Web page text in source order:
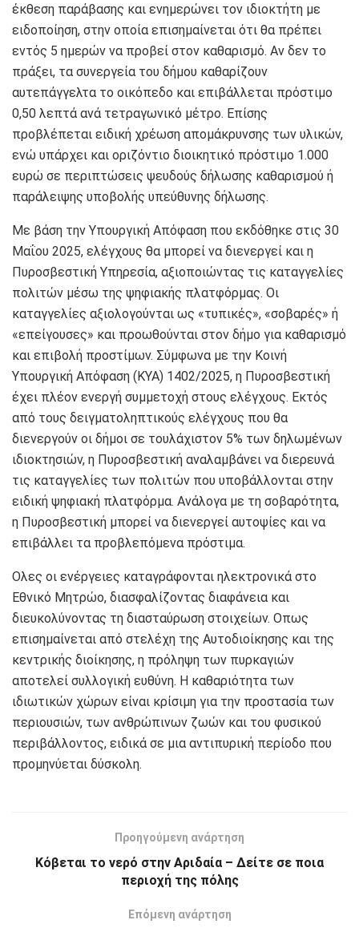
έκθεση παράβασης και ενημερώνει τον ιδιοκτήτη με
ειδοποίηση, στην οποία επισημαίνεται ότι θα πρέπει
εντός 5 ημερών να προβεί στον καθαρισμό. Αν δεν το
πράξει, τα συνεργεία του δήμου καθαρίζουν
αυτεπάγγελτα το οικόπεδο και επιβάλλεται πρόστιμο
0,50 λεπτά ανά τετραγωνικό μέτρο. Επίσης
προβλέπεται ειδική χρέωση απομάκρυνσης των υλικών,
ενώ υπάρχει και οριζόντιο διοικητικό πρόστιμο 1.000
ευρώ σε περιπτώσεις ψευδούς δήλωσης καθαρισμού ή
παράλειψης υποβολής υπεύθυνης δήλωσης.
Με βάση την Υπουργική Απόφαση που εκδόθηκε στις 30
Μαΐου 2025, ελέγχους θα μπορεί να διενεργεί και η
Πυροσβεστική Υπηρεσία, αξιοποιώντας τις καταγγελίες
πολιτών μέσω της ψηφιακής πλατφόρμας. Οι
καταγγελίες αξιολογούνται ως «τυπικές», «σοβαρές» ή
«επείγουσες» και προωθούνται στον δήμο για καθαρισμό
και επιβολή προστίμων. Σύμφωνα με την Κοινή
Υπουργική Απόφαση (ΚΥΑ) 1402/2025, η Πυροσβεστική
έχει πλέον ενεργή συμμετοχή στους ελέγχους. Εκτός
από τους δειγματοληπτικούς ελέγχους που θα
διενεργούν οι δήμοι σε τουλάχιστον 5% των δηλωμένων
ιδιοκτησιών, η Πυροσβεστική αναλαμβάνει να διερευνά
τις καταγγελίες των πολιτών που υποβάλλονται στην
ειδική ψηφιακή πλατφόρμα. Ανάλογα με τη σοβαρότητα,
η Πυροσβεστική μπορεί να διενεργεί αυτοψίες και να
επιβάλλει τα προβλεπόμενα πρόστιμα.
Ολες οι ενέργειες καταγράφονται ηλεκτρονικά στο
Εθνικό Μητρώο, διασφαλίζοντας διαφάνεια και
διευκολύνοντας τη διασταύρωση στοιχείων. Οπως
επισημαίνεται από στελέχη της Αυτοδιοίκησης και της
κεντρικής διοίκησης, η πρόληψη των πυρκαγιών
αποτελεί συλλογική ευθύνη. Η καθαριότητα των
ιδιωτικών χώρων είναι κρίσιμη για την προστασία των
περιουσιών, των ανθρώπινων ζωών και του φυσικού
περιβάλλοντος, ειδικά σε μια αντιπυρική περίοδο που
προμηνύεται δύσκολη.
Προηγούμενη ανάρτηση
Κόβεται το νερό στην Αριδαία – Δείτε σε ποια
περιοχή της πόλης
Επόμενη ανάρτηση